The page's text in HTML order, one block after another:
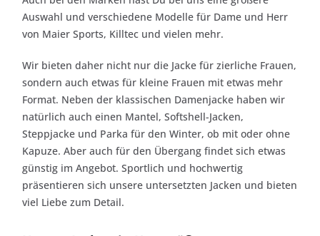
Auswahl und verschiedene Modelle für Dame und Herr
von Maier Sports, Killtec und vielen mehr.
Wir bieten daher nicht nur die Jacke für zierliche Frauen,
sondern auch etwas für kleine Frauen mit etwas mehr
Format. Neben der klassischen Damenjacke haben wir
natürlich auch einen Mantel, Softshell-Jacken,
Steppjacke und Parka für den Winter, ob mit oder ohne
Kapuze. Aber auch für den Übergang findet sich etwas
günstig im Angebot. Sportlich und hochwertig
präsentieren sich unsere untersetzten Jacken und bieten
viel Liebe zum Detail.